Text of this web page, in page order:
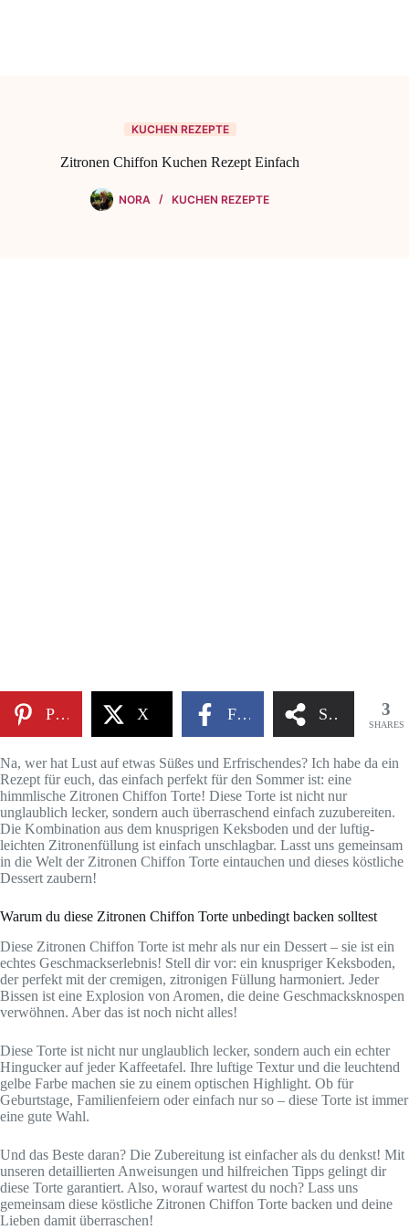
KUCHEN REZEPTE
Zitronen Chiffon Kuchen Rezept Einfach
NORA KUCHEN REZEPTE
Pinterest X Facebook Share 3
SHARES
Na, wer hat Lust auf etwas Süßes und Erfrischendes? Ich habe da ein
Rezept für euch, das einfach perfekt für den Sommer ist: eine
himmlische Zitronen Chiffon Torte! Diese Torte ist nicht nur
unglaublich lecker, sondern auch überraschend einfach zuzubereiten.
Die Kombination aus dem knusprigen Keksboden und der luftig-
leichten Zitronenfüllung ist einfach unschlagbar. Lasst uns gemeinsam
in die Welt der Zitronen Chiffon Torte eintauchen und dieses köstliche
Dessert zaubern!
Warum du diese Zitronen Chiffon Torte unbedingt backen solltest
Diese Zitronen Chiffon Torte ist mehr als nur ein Dessert – sie ist ein
echtes Geschmackserlebnis! Stell dir vor: ein knuspriger Keksboden,
der perfekt mit der cremigen, zitronigen Füllung harmoniert. Jeder
Bissen ist eine Explosion von Aromen, die deine Geschmacksknospen
verwöhnen. Aber das ist noch nicht alles!
Diese Torte ist nicht nur unglaublich lecker, sondern auch ein echter
Hingucker auf jeder Kaffeetafel. Ihre luftige Textur und die leuchtend
gelbe Farbe machen sie zu einem optischen Highlight. Ob für
Geburtstage, Familienfeiern oder einfach nur so – diese Torte ist immer
eine gute Wahl.
Und das Beste daran? Die Zubereitung ist einfacher als du denkst! Mit
unseren detaillierten Anweisungen und hilfreichen Tipps gelingt dir
diese Torte garantiert. Also, worauf wartest du noch? Lass uns
gemeinsam diese köstliche Zitronen Chiffon Torte backen und deine
Lieben damit überraschen!